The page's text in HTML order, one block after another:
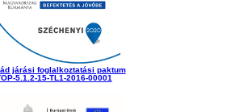
járási foglalkoztatási paktum
5.1.2-15-TL1-2016-00001